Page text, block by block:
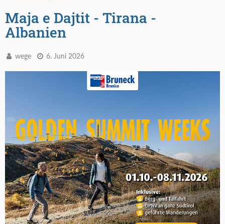
Maja e Dajtit - Tirana -
Albanien
wege 6. Juni 2026